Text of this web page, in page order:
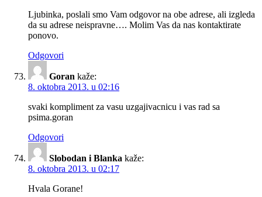
Ljubinka, poslali smo Vam odgovor na obe adrese, ali izgleda
da su adrese neispravne…. Molim Vas da nas kontaktirate
ponovo.
Odgovori
Goran kaže:
8. oktobra 2013. u 02:16
svaki kompliment za vasu uzgajivacnicu i vas rad sa
psima.goran
Odgovori
Slobodan i Blanka kaže:
8. oktobra 2013. u 02:17
Hvala Gorane!